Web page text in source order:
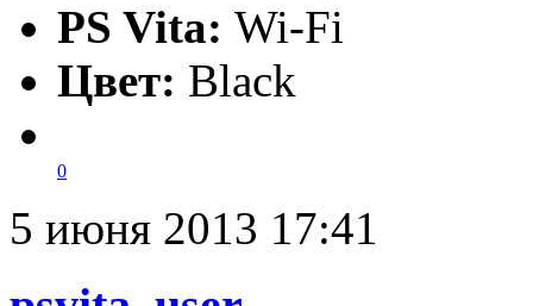
PS Vita: Wi-Fi
Цвет: Black
0
5 июня 2013 17:41